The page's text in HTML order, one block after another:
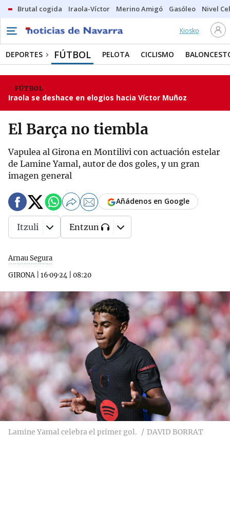
Brutal cogida Iraola-Víctor Merino Amigó Gasóleo Nivel
Kiosko
DEPORTES FÚTBOL PELOTA CICLISMO
FÚTBOL
Iraola se deshace en elogios hacia Víctor Muñoz
El Barça no tiembla
Vapulea al Girona en Montilivi con actuación estelar
de Lamine Yamal, autor de dos goles, y un gran
imagen general
Arnau Segura
GIRONA| 16·09·24 08:20
Añádenos en Google
Itzuli Entzun
Lamine Yamal celebra el primer gol. DAVID BORRAT